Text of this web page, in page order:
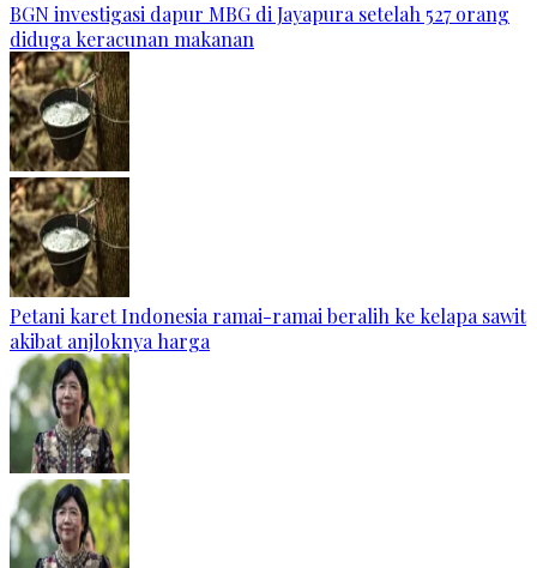
BGN investigasi dapur MBG di Jayapura setelah 527 orang
diduga keracunan makanan
Petani karet Indonesia ramai-ramai beralih ke kelapa sawit
akibat anjloknya harga